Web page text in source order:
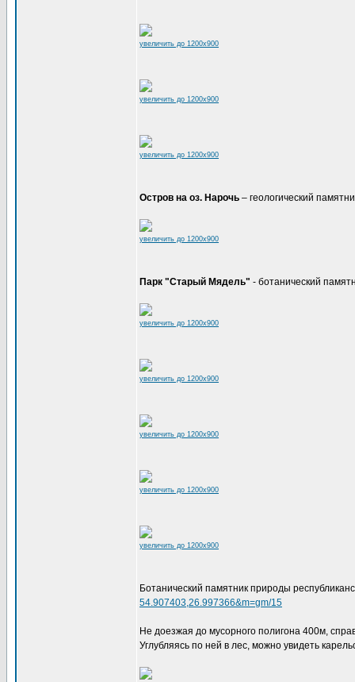
увеличить до 1200x900
увеличить до 1200x900
увеличить до 1200x900
Остров на оз. Нарочь – геологический
увеличить до 1200x900
Парк "Старый Мядель" - ботанический
увеличить до 1200x900
увеличить до 1200x900
увеличить до 1200x900
увеличить до 1200x900
увеличить до 1200x900
Ботанический памятник природы
54.907403,26.997366&m=gm/15
Не доезжая до мусорного полигона 400м,
Углубляясь по ней в лес, можно увидеть